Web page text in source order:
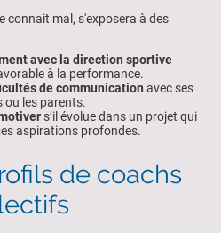
connait mal, s'exposera à des
avec la direction sportive
à la performance.
de communication avec ses
ou les parents.
s’il évolue dans un projet qui
aspirations profondes.
de coachs